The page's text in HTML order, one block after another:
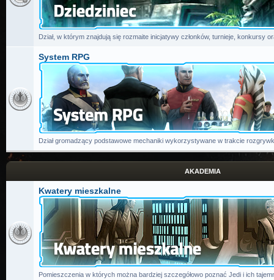
Dział, w którym znajdują się rozmaite inicjatywy członków, turnieje, konkursy
System RPG
Dział gromadzący podstawowe mechaniki wykorzystywane w trakcie
AKADEMIA
Kwatery mieszkalne
Pomieszczenia w których można bardziej szczegółowo poznać Jedi i ich